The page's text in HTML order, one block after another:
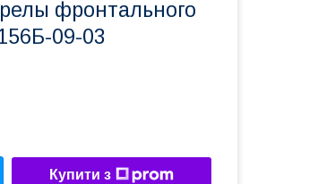
фронтального
09-03
Купити з